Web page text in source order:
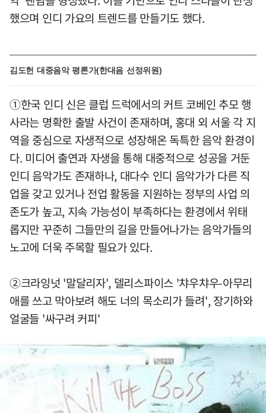
했으며 인디 가요의 트렌드를 만들기도 했다.
김도헌 대중음악 평론가(한대음 선정위원)
①한국 인디 신은 클럽 드럭에서의 커트 코베인 추모 행
사라는 명확한 출발 사건이 존재하며, 홍대 외 서울 각 지
역을 중심으로 자생적으로 성장해온 독특한 음악 환경이
다. 미디어 출연과 자생을 통해 대중적으로 성공을 거둔
인디 음악가도 존재하나, 대다수 인디 음악가가 다른 직
업을 갖고 있거나 전업 활동을 지원하는 정부의 사업 의
존도가 높고, 지속 가능성이 부족하다는 환경에서 위태
롭지만 꾸준히 그들만의 길을 만들어나가는 음악가들의
노고에 더욱 주목할 필요가 있다.
②크라잉넛 '말달리자', 델리스파이스 '챠우챠우-아무리
애를 쓰고 막아보려 해도 너의 목소리가 들려', 장기하와
얼굴들 '싸구려 커피'